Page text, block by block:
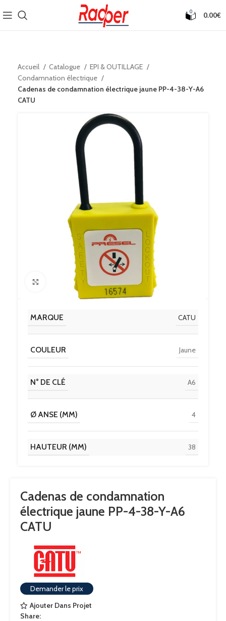
0 0.00€
Accueil Catalogue
EPI & OUTILLAGE
Condamnation électrique
Cadenas de condamnation électrique jaune PP-4-38-Y-A6
CATU
Click to enlarge
MARQUE CATU
COULEUR Jaune
N° DE CLÉ A6
Ø ANSE (MM) 4
HAUTEUR (MM) 38
Cadenas de condamnation
électrique jaune PP-4-38-Y-A6
CATU
Demander le prix
Ajouter Dans Projet
Share: